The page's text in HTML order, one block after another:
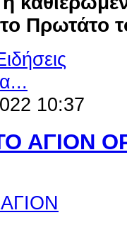
Πρωτάτο
10:37
ΑΓΙΟΝ